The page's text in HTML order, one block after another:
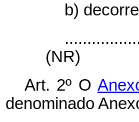
b)
(NR)
Art. 2º O
denominado